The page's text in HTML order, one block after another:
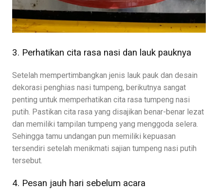
3. Perhatikan cita rasa nasi dan lauk pauknya
Setelah mempertimbangkan jenis lauk pauk dan desain
dekorasi penghias nasi tumpeng, berikutnya sangat
penting untuk memperhatikan cita rasa tumpeng nasi
putih. Pastikan cita rasa yang disajikan benar-benar lezat
dan memiliki tampilan tumpeng yang menggoda selera.
Sehingga tamu undangan pun memiliki kepuasan
tersendiri setelah menikmati sajian tumpeng nasi putih
tersebut.
4. Pesan jauh hari sebelum acara